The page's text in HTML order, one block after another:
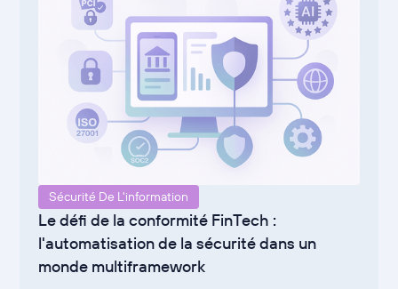
Sécurité De L'information
Le défi de la conformité FinTech :
l'automatisation de la sécurité dans un
monde multiframework